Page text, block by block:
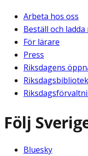
Arbeta hos oss
Beställ och ladda
För lärare
Press
Riksdagens
Följ
Bluesky